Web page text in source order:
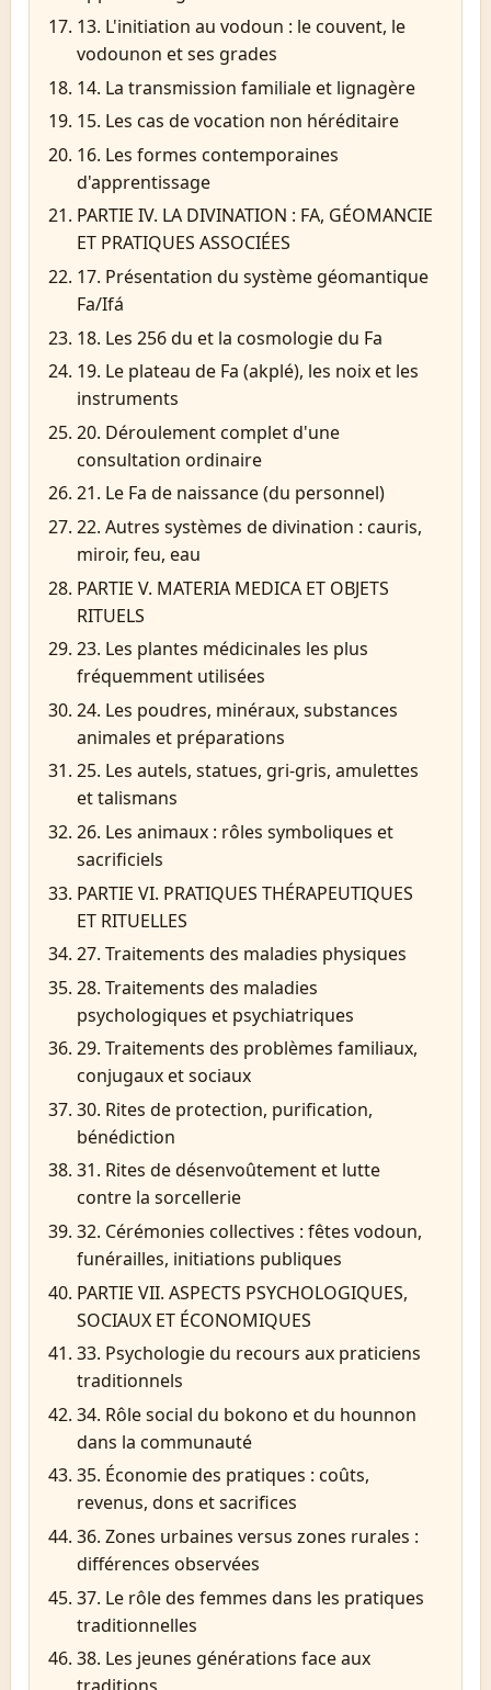
13. L'initiation au vodoun : le couvent, le
vodounon et ses grades
14. La transmission familiale et lignagère
15. Les cas de vocation non héréditaire
16. Les formes contemporaines
d'apprentissage
PARTIE IV. LA DIVINATION : FA, GÉOMANCIE
ET PRATIQUES ASSOCIÉES
17. Présentation du système géomantique
Fa/Ifá
18. Les 256 du et la cosmologie du Fa
19. Le plateau de Fa (akplé), les noix et les
instruments
20. Déroulement complet d'une
consultation ordinaire
21. Le Fa de naissance (du personnel)
22. Autres systèmes de divination : cauris,
miroir, feu, eau
PARTIE V. MATERIA MEDICA ET OBJETS
RITUELS
23. Les plantes médicinales les plus
fréquemment utilisées
24. Les poudres, minéraux, substances
animales et préparations
25. Les autels, statues, gri-gris, amulettes
et talismans
26. Les animaux : rôles symboliques et
sacrificiels
PARTIE VI. PRATIQUES THÉRAPEUTIQUES
ET RITUELLES
27. Traitements des maladies physiques
28. Traitements des maladies
psychologiques et psychiatriques
29. Traitements des problèmes familiaux,
conjugaux et sociaux
30. Rites de protection, purification,
bénédiction
31. Rites de désenvoûtement et lutte
contre la sorcellerie
32. Cérémonies collectives : fêtes vodoun,
funérailles, initiations publiques
PARTIE VII. ASPECTS PSYCHOLOGIQUES,
SOCIAUX ET ÉCONOMIQUES
33. Psychologie du recours aux praticiens
traditionnels
34. Rôle social du bokono et du hounnon
dans la communauté
35. Économie des pratiques : coûts,
revenus, dons et sacrifices
36. Zones urbaines versus zones rurales :
différences observées
37. Le rôle des femmes dans les pratiques
traditionnelles
38. Les jeunes générations face aux